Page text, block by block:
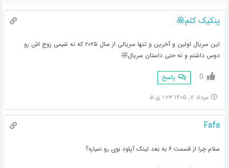
پنکیک کلم🥞
این سریال اولین و آخرین و تنها سریالی از سال ۲۰۲۵ که نه شیمی زوج اش رو
دوس داشتم و نه حتی داستان سریال‌🤣
0 پاسخ
مرداد ۷, ۱۴۰۵ ۱:۲۳ ق.ظ
Fafa
سلام چرا از قسمت ۶ به بعد لینک آپلود بوی رو نمیاره؟